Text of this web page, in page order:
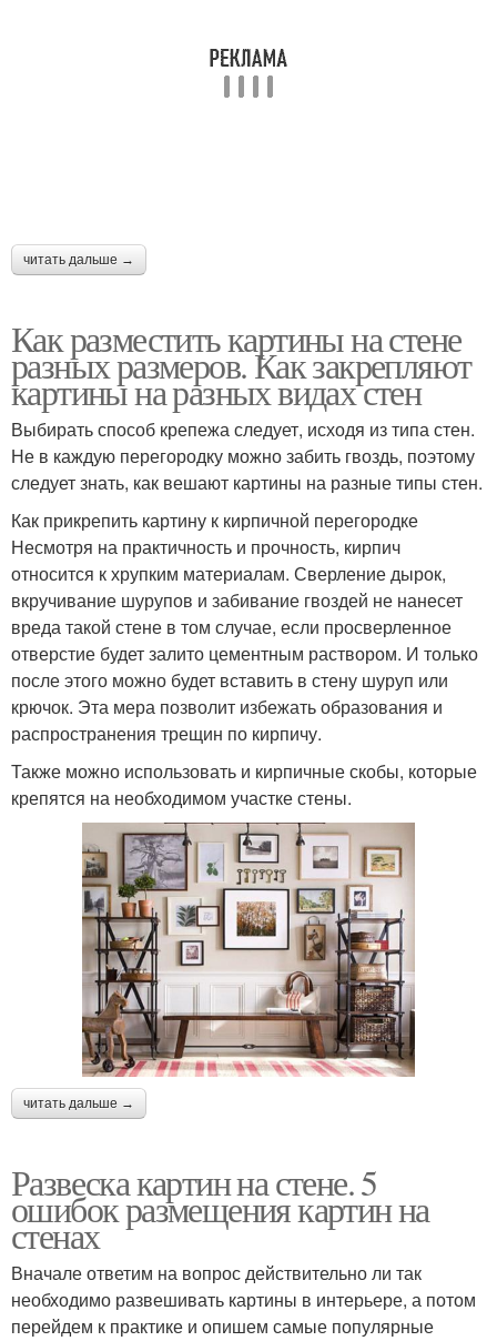
читать дальше →
Как разместить картины на стене
разных размеров. Как закрепляют
картины на разных видах стен
Выбирать способ крепежа следует, исходя из типа стен.
Не в каждую перегородку можно забить гвоздь, поэтому
следует знать, как вешают картины на разные типы стен.
Как прикрепить картину к кирпичной перегородке
Несмотря на практичность и прочность, кирпич
относится к хрупким материалам. Сверление дырок,
вкручивание шурупов и забивание гвоздей не нанесет
вреда такой стене в том случае, если просверленное
отверстие будет залито цементным раствором. И только
после этого можно будет вставить в стену шуруп или
крючок. Эта мера позволит избежать образования и
распространения трещин по кирпичу.
Также можно использовать и кирпичные скобы, которые
крепятся на необходимом участке стены.
читать дальше →
Развеска картин на стене. 5
ошибок размещения картин на
стенах
Вначале ответим на вопрос действительно ли так
необходимо развешивать картины в интерьере, а потом
перейдем к практике и опишем самые популярные